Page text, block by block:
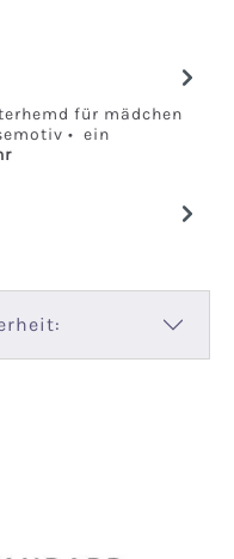
für mädchen
• ein